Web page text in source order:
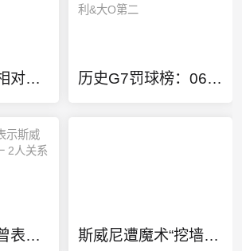
西决抢七针锋相对！亚历山大与文班亚马均穿黑色套装到场！ 历史G7罚球榜：06年邓肯23次第一 凯文·约翰逊&巴克利&大O第二
美记：字母哥曾表示斯威尼是其最好朋友之一 2人关系不仅限于篮球 斯威尼遭魔术“挖墙脚”！米奇：我为他感到兴奋 这是他应得的！